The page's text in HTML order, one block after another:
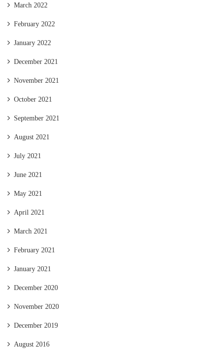
March 2022
February 2022
January 2022
December 2021
November 2021
October 2021
September 2021
August 2021
July 2021
June 2021
May 2021
April 2021
March 2021
February 2021
January 2021
December 2020
November 2020
December 2019
August 2016